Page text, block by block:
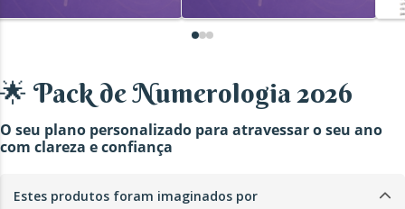
🌟 Pack de Numerologia 2026
O seu plano personalizado para atravessar o seu ano
com clareza e confiança
Estes produtos foram imaginados por